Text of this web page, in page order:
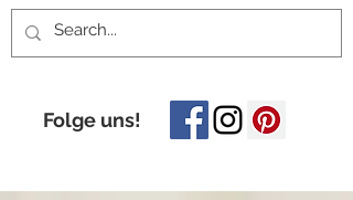
Folge uns!